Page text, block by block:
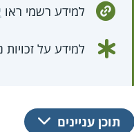
למידע רשמי ראו
למידע על
תוכן עניינים